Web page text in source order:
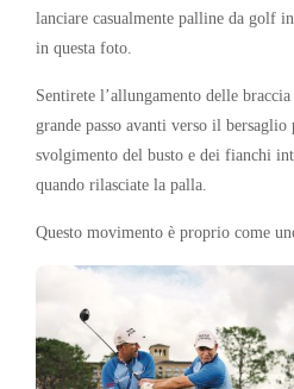
lanciare casualmente palline da golf
in questa foto.
Sentirete l’allungamento delle
grande passo avanti verso il
svolgimento del busto e dei fianchi
quando rilasciate la palla.
Questo movimento è proprio come